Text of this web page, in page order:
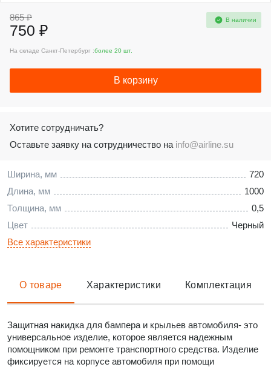
Ширина, мм
720
Длина, мм
1000
Толщина, мм
0,5
Цвет
Черный
Все характеристики
865 ₽
750 ₽
В наличии
На складе Санкт-Петербург :более 20 шт.
В корзину
Хотите сотрудничать?
Оставьте заявку на сотрудничество на info@airline.su
О товаре Характеристики Комплектация
Защитная накидка для бампера и крыльев автомобиля- это
универсальное изделие, которое является надежным
помощником при ремонте транспортного средства. Изделие
фиксируется на корпусе автомобиля при помощи